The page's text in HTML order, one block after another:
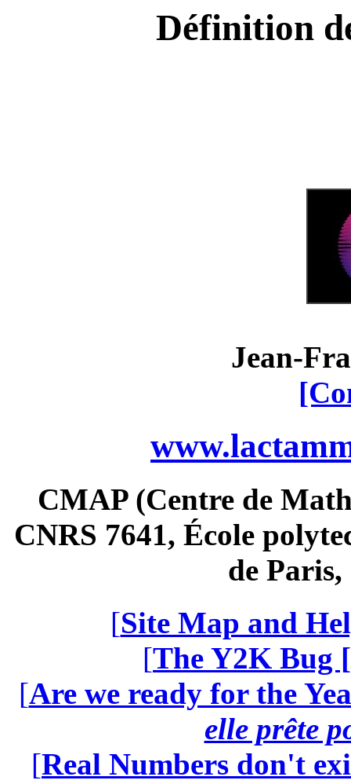
Définition
Jean-
CMAP (Centre de
CNRS 7641, École
de
[Site Map and
[The Y2K Bug [
[Are we ready for the
elle prête
[Real Numbers don't